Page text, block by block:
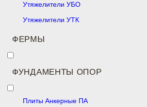
Утяжелители УБО
Утяжелители УТК
ФЕРМЫ
ФУНДАМЕНТЫ ОПОР
Плиты Анкерные ПА